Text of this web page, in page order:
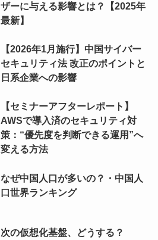
ザーに与える影響とは？【2025年
最新】
【2026年1月施行】中国サイバー
セキュリティ法 改正のポイントと
日系企業への影響
【セミナーアフターレポート】
AWSで導入済のセキュリティ対
策：“優先度を判断できる運用”へ
変える方法
なぜ中国人口が多いの？・中国人
口世界ランキング
次の仮想化基盤、どうする？